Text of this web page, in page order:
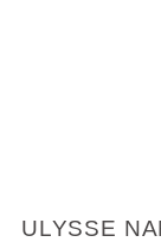
ULYSSE